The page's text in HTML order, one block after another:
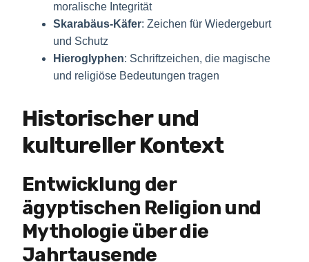
moralische Integrität
Skarabäus-Käfer: Zeichen für Wiedergeburt
und Schutz
Hieroglyphen: Schriftzeichen, die magische
und religiöse Bedeutungen tragen
Historischer und
kultureller Kontext
Entwicklung der
ägyptischen Religion und
Mythologie über die
Jahrtausende